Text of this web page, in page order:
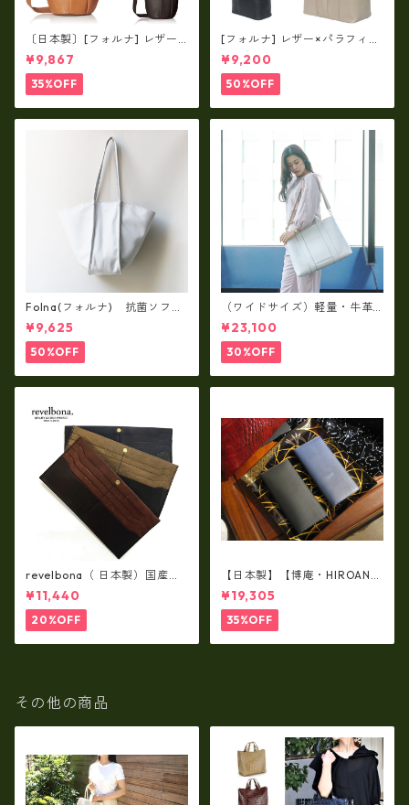
〔日本製〕[フォルナ] レザー×
パラフィン筒型2way シュリン
クレザー×79Aパラフィン fo
-259630
¥9,867
35%OFF
[フォルナ] レザー×パラフィン
筒型2way シュリンクレザー×
79Aパラフィン トートL fo-2
59632
¥9,200
50%OFF
Folna(フォルナ) 抗菌ソフト
スムースレザー トートバッグ
¥9,625
50%OFF
（ワイドサイズ）軽量・牛革
製品・2WAYヌメ革トートバッ
グ（A3サイズ/日本製）(高収
納）ir-02G
¥23,100
30%OFF
revelbona（ 日本製）国産牛
革製・お札入れ ロングウォ
レット rl-001
¥11,440
20%OFF
【日本製】【博庵・HIROAN】
最高級牛革（ボーテッド）札
入れ・長財布 ha-21535
¥19,305
35%OFF
その他の商品